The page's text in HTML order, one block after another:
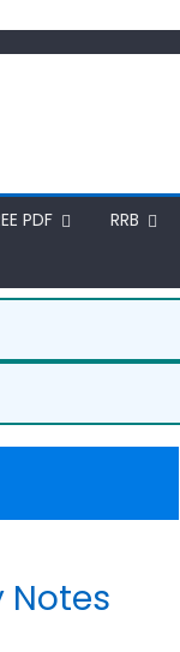
PDF RRB
Notes